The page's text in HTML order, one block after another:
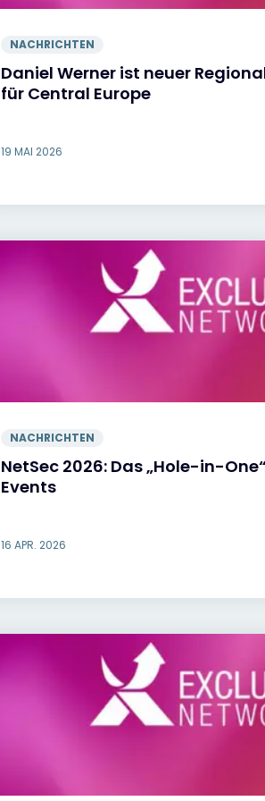
NACHRICHTEN
Daniel Werner ist neuer
für Central Europe
19 MAI 2026
NACHRICHTEN
NetSec 2026: Das „Hole-in-
Events
16 APR. 2026